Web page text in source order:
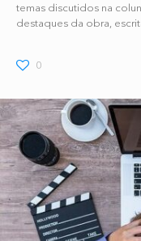
temas discutidos na
destaques da obra,
0